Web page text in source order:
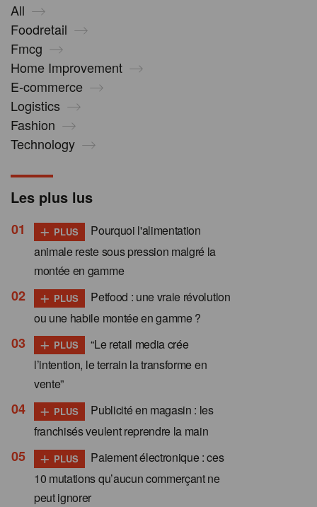
All
Foodretail
Fmcg
Home Improvement
E-commerce
Logistics
Fashion
Technology
Les plus lus
+ PLUS
Pourquoi l'alimentation
animale reste sous pression malgré la
montée en gamme
+ PLUS
Petfood : une vraie révolution
ou une habile montée en gamme ?
+ PLUS
“Le retail media crée
l’intention, le terrain la transforme en
vente”
+ PLUS
Publicité en magasin : les
franchisés veulent reprendre la main
+ PLUS
Paiement électronique : ces
10 mutations qu’aucun commerçant ne
peut ignorer